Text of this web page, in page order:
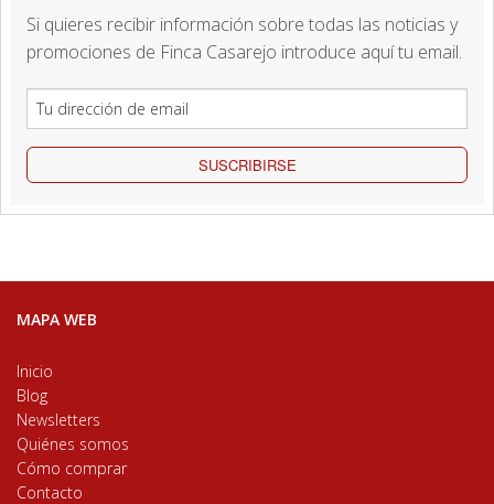
Si quieres recibir información sobre todas las noticias y
promociones de Finca Casarejo introduce aquí tu email.
SUSCRIBIRSE
MAPA WEB
Inicio
Blog
Newsletters
Quiénes somos
Cómo comprar
Contacto